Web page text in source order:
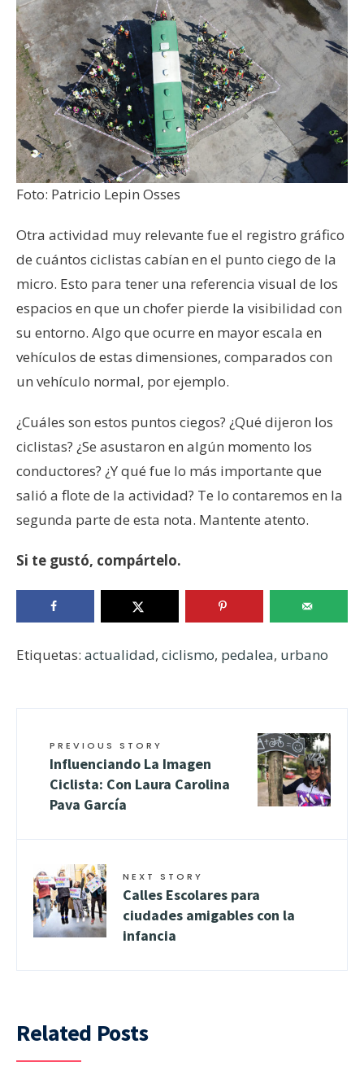
Foto: Patricio Lepin Osses
Otra actividad muy relevante fue el registro gráfico
de cuántos ciclistas cabían en el punto ciego de la
micro. Esto para tener una referencia visual de los
espacios en que un chofer pierde la visibilidad con
su entorno. Algo que ocurre en mayor escala en
vehículos de estas dimensiones, comparados con
un vehículo normal, por ejemplo.
¿Cuáles son estos puntos ciegos? ¿Qué dijeron los
ciclistas? ¿Se asustaron en algún momento los
conductores? ¿Y qué fue lo más importante que
salió a flote de la actividad? Te lo contaremos en la
segunda parte de esta nota. Mantente atento.
Si te gustó, compártelo.
Etiquetas: actualidad, ciclismo, pedalea, urbano
PREVIOUS STORY
Influenciando La Imagen
Ciclista: Con Laura Carolina
Pava García
NEXT STORY
Calles Escolares para
ciudades amigables con la
infancia
Related Posts